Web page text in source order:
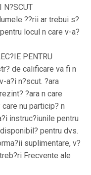
N?SCUT
??rii ar trebui s?
locul n care v-a?
PENTRU
de calificare va fi n
a?i n?scut. ?ara
?ara n care
nu particip? n
instruc?iunile pentru
pentru dvs.
suplimentare, v?
Frecvente ale